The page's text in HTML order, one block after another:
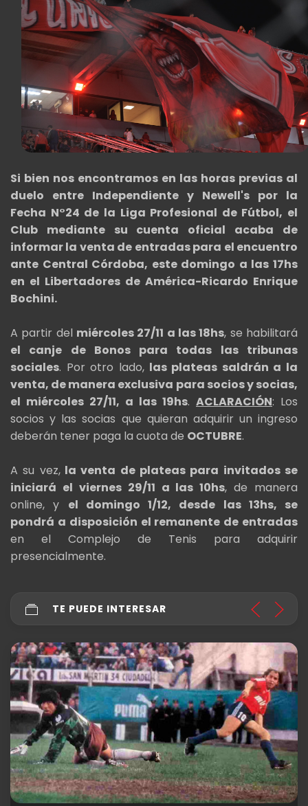
Si bien nos encontramos en las horas previas al
duelo entre Independiente y Newell's por la
Fecha N°24 de la Liga Profesional de Fútbol, el
Club mediante su cuenta oficial acaba de
informar la venta de entradas para el encuentro
ante Central Córdoba, este domingo a las 17hs
en el Libertadores de América-Ricardo Enrique
Bochini.
A partir del miércoles 27/11 a las 18hs, se habilitará
el canje de Bonos para todas las tribunas
sociales. Por otro lado,las plateas saldrán a la
venta, de manera exclusiva para socios y socias,
el miércoles 27/11, a las 19hs. ACLARACIÓN: Los
socios y las socias que quieran adquirir un ingreso
deberán tener paga la cuota de OCTUBRE.
A su vez,la venta de plateas para invitados se
iniciará el viernes 29/11 a las 10hs, de manera
online, y el domingo 1/12, desde las 13hs, se
pondrá a disposición el remanente de entradas
en el Complejo de Tenis para adquirir
presencialmente.
TE PUEDE INTERESAR